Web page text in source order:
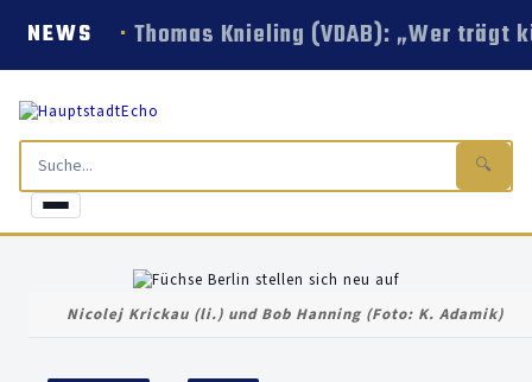
NEWS Thomas Knieling (VDAB): „Wer
🔍
Nicolej Krickau (li.) und Bob Hanning (Foto: K. Adamik)